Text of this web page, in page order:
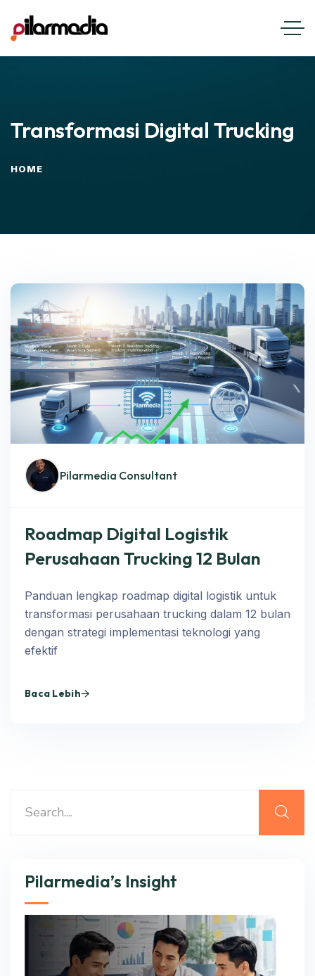
Transformasi Digital Trucking
HOME
Pilarmedia Consultant
Roadmap Digital Logistik
Perusahaan Trucking 12 Bulan
Panduan lengkap roadmap digital logistik untuk
transformasi perusahaan trucking dalam 12 bulan
dengan strategi implementasi teknologi yang
efektif
Baca Lebih
Pilarmedia’s Insight